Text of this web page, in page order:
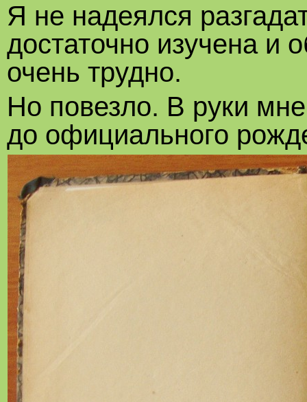
Я не надеялся
достаточно изучена и
очень трудно.
Но повезло. В руки
до официального